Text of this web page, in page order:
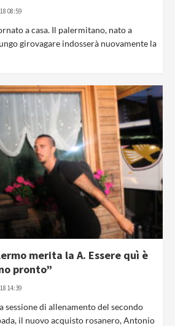
08:59
a casa. Il palermitano, nato a
girovagare indosserà nuovamente la
merita la A. Essere quì è
pronto”
14:39
di allenamento del secondo
il nuovo acquisto rosanero, Antonio